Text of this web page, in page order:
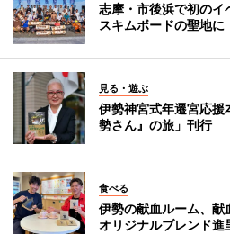
志摩・市後浜で初の
スキムボードの聖地に
見る・遊ぶ
伊勢神宮式年遷宮応
勢さん』の旅」刊行
食べる
伊勢の献血ルーム、献
オリジナルブレンド進